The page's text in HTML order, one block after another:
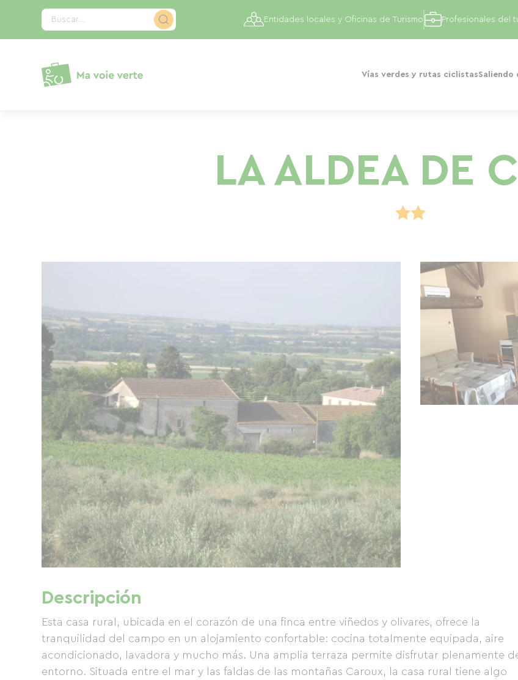
Buscar...
Vías verdes y rutas ciclistasSaliendo
Entidades locales y Oficinas de Turismo Profesionales del
LA ALDEA DE
Descripción
Esta casa rural, ubicada en el corazón de una finca entre viñedos y olivares, ofrece la
tranquilidad del campo en un alojamiento confortable: cocina totalmente equipada, aire
acondicionado, lavadora y mucho más. Una amplia terraza permite disfrutar plenamente
entorno. Situada entre el mar y las faldas de las montañas Caroux, la casa rural tiene algo
Panel de gestión de cookies